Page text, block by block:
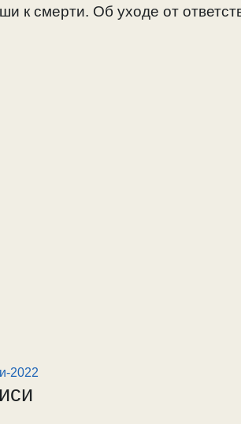
к смерти. Об уходе от
2022